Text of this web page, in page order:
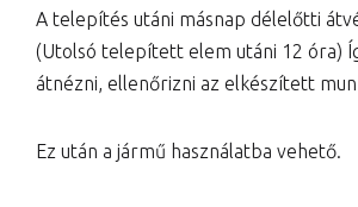
A telepítés utáni másnap délelőtti
(Utolsó telepített elem utáni 12 óra)
átnézni, ellenőrizni az elkészített
Ez után a jármű használatba vehető.